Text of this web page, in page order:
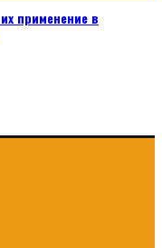
применение в